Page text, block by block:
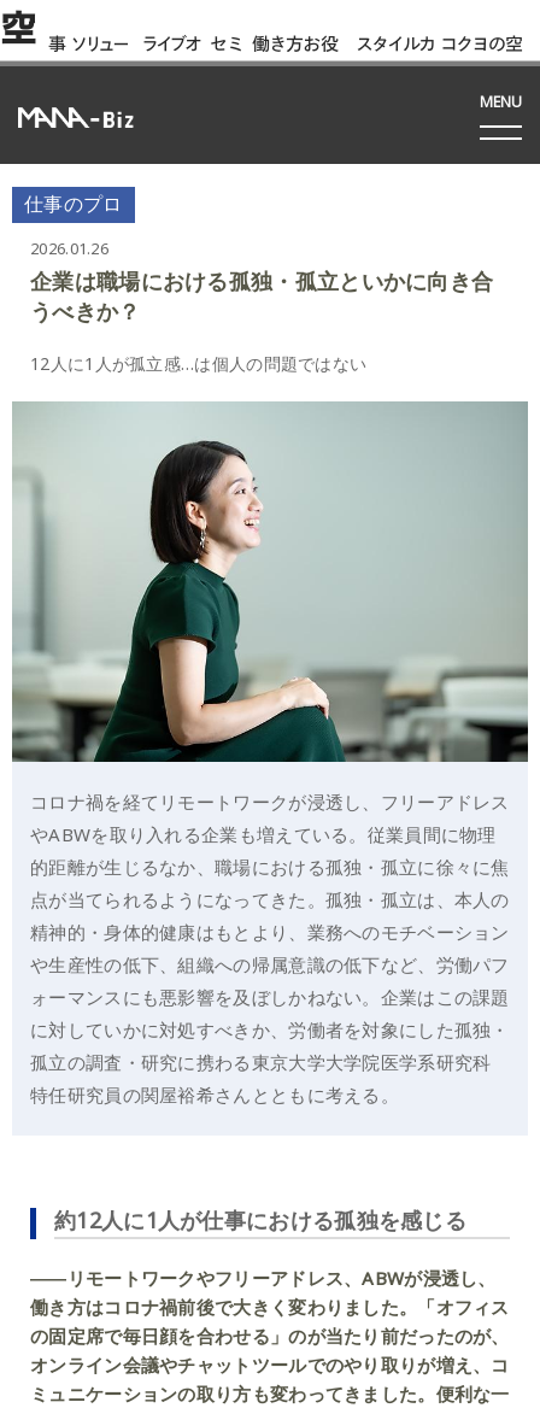
空 事
例
ソリュー
ション
ライブオ
フィス
セミ
ナー
働き方お役
立ち資料
スタイルカ
タログ
コクヨの空
間って!?
MENU
仕事のプロ
2026.01.26
企業は職場における孤独・孤立といかに向き合
うべきか？
12人に1人が孤立感…は個人の問題ではない
コロナ禍を経てリモートワークが浸透し、フリーアドレス
やABWを取り入れる企業も増えている。従業員間に物理
的距離が生じるなか、職場における孤独・孤立に徐々に焦
点が当てられるようになってきた。孤独・孤立は、本人の
精神的・身体的健康はもとより、業務へのモチベーション
や生産性の低下、組織への帰属意識の低下など、労働パフ
ォーマンスにも悪影響を及ぼしかねない。企業はこの課題
に対していかに対処すべきか、労働者を対象にした孤独・
孤立の調査・研究に携わる東京大学大学院医学系研究科
特任研究員の関屋裕希さんとともに考える。
約12人に1人が仕事における孤独を感じる
――リモートワークやフリーアドレス、ABWが浸透し、
働き方はコロナ禍前後で大きく変わりました。「オフィス
の固定席で毎日顔を合わせる」のが当たり前だったのが、
オンライン会議やチャットツールでのやり取りが増え、コ
ミュニケーションの取り方も変わってきました。便利な一